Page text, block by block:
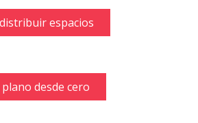
espacios
desde cero